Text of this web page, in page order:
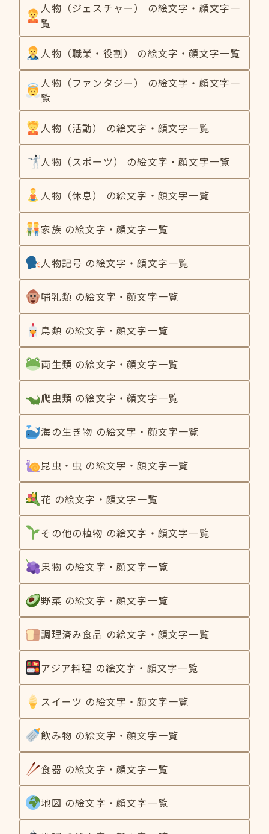
人物（ジェスチャー） の絵文字・顔文字一
覧
人物（職業・役割） の絵文字・顔文字一覧
人物（ファンタジー） の絵文字・顔文字一
覧
人物（活動） の絵文字・顔文字一覧
人物（スポーツ） の絵文字・顔文字一覧
人物（休息） の絵文字・顔文字一覧
家族 の絵文字・顔文字一覧
人物記号 の絵文字・顔文字一覧
哺乳類 の絵文字・顔文字一覧
鳥類 の絵文字・顔文字一覧
両生類 の絵文字・顔文字一覧
爬虫類 の絵文字・顔文字一覧
海の生き物 の絵文字・顔文字一覧
昆虫・虫 の絵文字・顔文字一覧
花 の絵文字・顔文字一覧
その他の植物 の絵文字・顔文字一覧
果物 の絵文字・顔文字一覧
野菜 の絵文字・顔文字一覧
調理済み食品 の絵文字・顔文字一覧
アジア料理 の絵文字・顔文字一覧
スイーツ の絵文字・顔文字一覧
飲み物 の絵文字・顔文字一覧
食器 の絵文字・顔文字一覧
地図 の絵文字・顔文字一覧